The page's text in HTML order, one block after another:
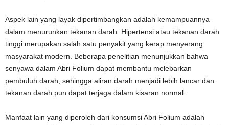
Aspek lain yang layak dipertimbangkan adalah kemampuannya
dalam menurunkan tekanan darah. Hipertensi atau tekanan darah
tinggi merupakan salah satu penyakit yang kerap menyerang
masyarakat modern. Beberapa penelitian menunjukkan bahwa
senyawa dalam Abri Folium dapat membantu melebarkan
pembuluh darah, sehingga aliran darah menjadi lebih lancar dan
tekanan darah pun dapat terjaga dalam kisaran normal.
Manfaat lain yang diperoleh dari konsumsi Abri Folium adalah